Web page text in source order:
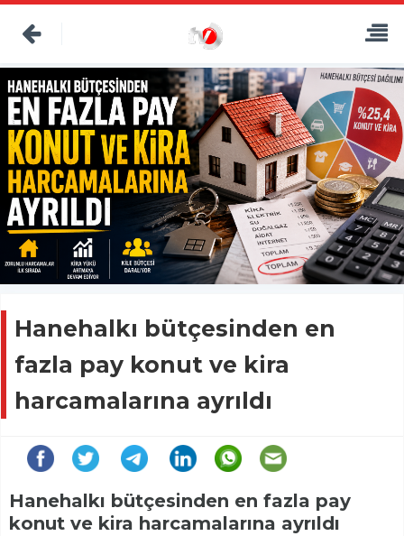
Hanehalkı bütçesinden en
fazla pay konut ve kira
harcamalarına ayrıldı
Hanehalkı bütçesinden en fazla pay
konut ve kira harcamalarına ayrıldı